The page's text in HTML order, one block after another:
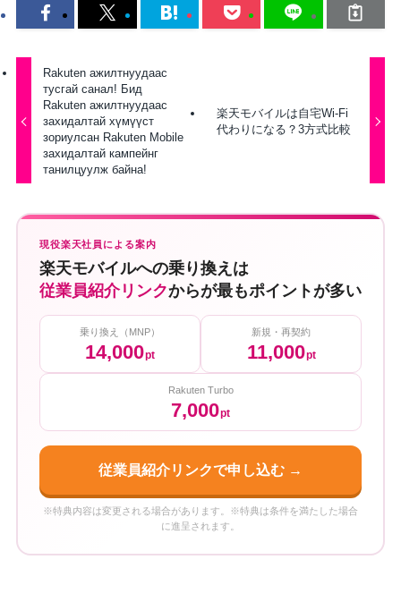
Rakuten ажилтнуудаас
тусгай санал! Бид
Rakuten ажилтнуудаас
захидалтай хүмүүст
зориулсан Rakuten Mobile
захидалтай кампейнг
танилцуулж байна!
楽天モバイルは自宅Wi-Fi
代わりになる？3方式比較
現役楽天社員による案内
楽天モバイルへの乗り換えは
従業員紹介リンクからが最もポイントが多い
乗り換え（MNP）
14,000pt
新規・再契約
11,000pt
Rakuten Turbo
7,000pt
従業員紹介リンクで申し込む →
※特典内容は変更される場合があります。※特典は条件を満たした場合
に進呈されます。